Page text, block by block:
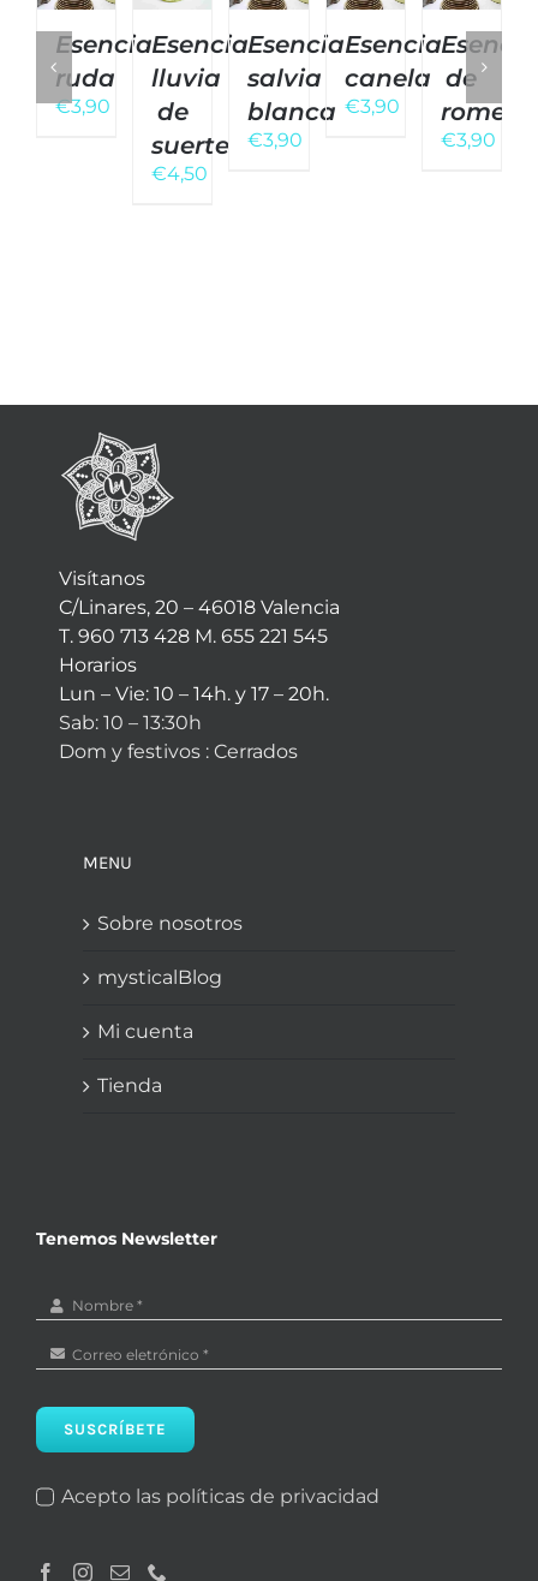
Esencia
ruda
€3,90
Esencia
lluvia
de
suerte
€4,50
Esencia
salvia
blanca
€3,90
Esencia
canela
€3,90
Esencia
de
romero
€3,90
Visítanos
C/Linares, 20 – 46018 Valencia
T. 960 713 428 M. 655 221 545
Horarios
Lun – Vie: 10 – 14h. y 17 – 20h.
Sab: 10 – 13:30h
Dom y festivos : Cerrados
MENU
Sobre nosotros
mysticalBlog
Mi cuenta
Tienda
Tenemos Newsletter
SUSCRÍBETE
Acepto las políticas de privacidad